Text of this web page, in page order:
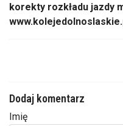
korekty rozkładu jazdy
Dodaj komentarz
Imię